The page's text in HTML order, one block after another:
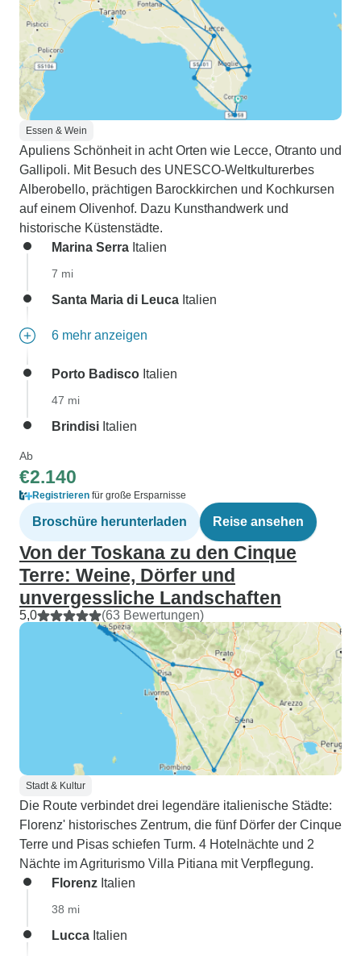
Essen & Wein
Apuliens Schönheit in acht Orten wie Lecce, Otranto und
Gallipoli. Mit Besuch des UNESCO-Weltkulturerbes
Alberobello, prächtigen Barockkirchen und Kochkursen
auf einem Olivenhof. Dazu Kunsthandwerk und
historische Küstenstädte.
Marina Serra Italien
7 mi
Santa Maria di Leuca Italien
6 mehr anzeigen
Porto Badisco Italien
47 mi
Brindisi Italien
Ab
€2.140
Registrieren für große Ersparnisse
Broschüre herunterladen Reise ansehen
Von der Toskana zu den Cinque
Terre: Weine, Dörfer und
unvergessliche Landschaften
5,0 (63 Bewertungen)
Stadt & Kultur
Die Route verbindet drei legendäre italienische Städte:
Florenz' historisches Zentrum, die fünf Dörfer der Cinque
Terre und Pisas schiefen Turm. 4 Hotelnächte und 2
Nächte im Agriturismo Villa Pitiana mit Verpflegung.
Florenz Italien
38 mi
Lucca Italien